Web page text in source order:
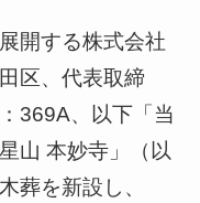
開する株式会社
区、代表取締
369A、以下「当
山 本妙寺」（以
葬を新設し、